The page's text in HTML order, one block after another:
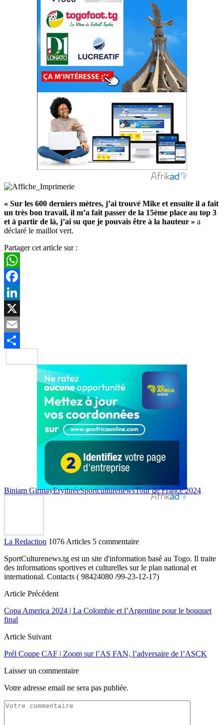
« Sur les 600 derniers mètres, j’ai trouvé Mike et ensuite il a fait
un très bon travail, il m’a fait passer de la 15ème place au top 3
et à partir de là, j’ai su que je pouvais être à la hauteur » a
déclaré le maillot vert.
Partager cet article sur :
WhatsApp
Facebook
LinkedIn
X
Email
Biniam GirmayErythréeSportculturenewsTour de France 2024
La Redaction 1076 Articles 5 commentaire
SportCulturenews.tg est un site d'information basé au Togo. Il traite
des informations sportives et culturelles sur le plan national et
international. Contacts ( 98424080 /99-23-12-17)
Article Précédent
Copa America 2024 | La Colombie et l’Argentine pour le bouquet
final
Article Suivant
Prél Coupe CAF | Zoom sur l’AS FAN, l’adversaire de l’ASCK
Laisser un commentaire
Votre adresse email ne sera pas publiée.